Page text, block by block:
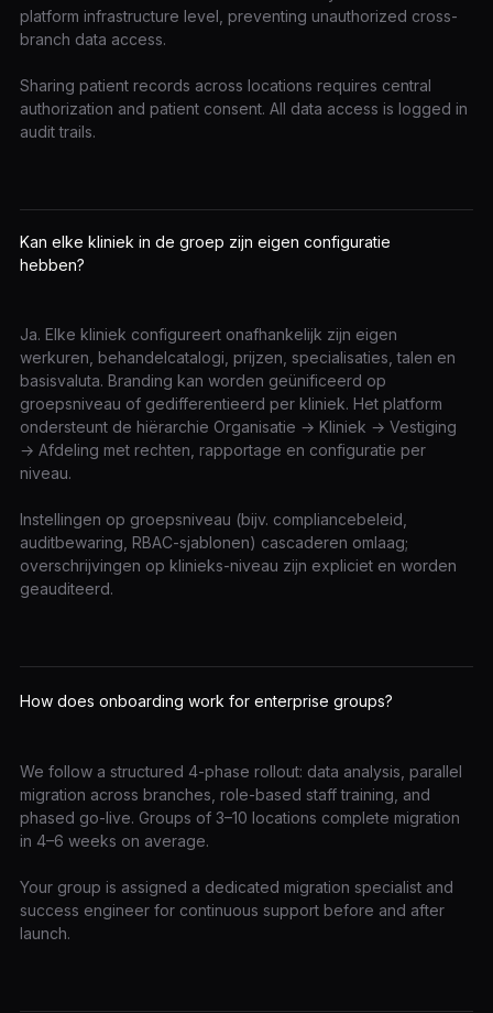
platform infrastructure level, preventing unauthorized cross-
branch data access.
Sharing patient records across locations requires central
authorization and patient consent. All data access is logged in
audit trails.
Kan elke kliniek in de groep zijn eigen configuratie
hebben?
Ja. Elke kliniek configureert onafhankelijk zijn eigen
werkuren, behandelcatalogi, prijzen, specialisaties, talen en
basisvaluta. Branding kan worden geünificeerd op
groepsniveau of gedifferentieerd per kliniek. Het platform
ondersteunt de hiërarchie Organisatie → Kliniek → Vestiging
→ Afdeling met rechten, rapportage en configuratie per
niveau.
Instellingen op groepsniveau (bijv. compliancebeleid,
auditbewaring, RBAC-sjablonen) cascaderen omlaag;
overschrijvingen op klinieks-niveau zijn expliciet en worden
geauditeerd.
How does onboarding work for enterprise groups?
We follow a structured 4-phase rollout: data analysis, parallel
migration across branches, role-based staff training, and
phased go-live. Groups of 3–10 locations complete migration
in 4–6 weeks on average.
Your group is assigned a dedicated migration specialist and
success engineer for continuous support before and after
launch.